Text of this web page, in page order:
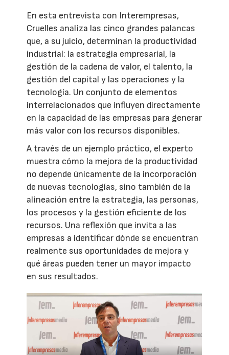
En esta entrevista con Interempresas,
Cruelles analiza las cinco grandes palancas
que, a su juicio, determinan la productividad
industrial: la estrategia empresarial, la
gestión de la cadena de valor, el talento, la
gestión del capital y las operaciones y la
tecnología. Un conjunto de elementos
interrelacionados que influyen directamente
en la capacidad de las empresas para generar
más valor con los recursos disponibles.
A través de un ejemplo práctico, el experto
muestra cómo la mejora de la productividad
no depende únicamente de la incorporación
de nuevas tecnologías, sino también de la
alineación entre la estrategia, las personas,
los procesos y la gestión eficiente de los
recursos. Una reflexión que invita a las
empresas a identificar dónde se encuentran
realmente sus oportunidades de mejora y
qué áreas pueden tener un mayor impacto
en sus resultados.